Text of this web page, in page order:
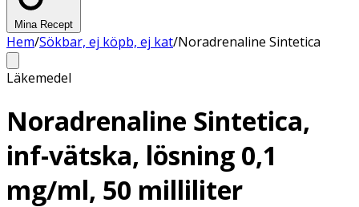
Mina Recept
Hem/Sökbar, ej köpb, ej kat/Noradrenaline Sintetica
Läkemedel
Noradrenaline Sintetica,
inf-vätska, lösning 0,1
mg/ml, 50 milliliter